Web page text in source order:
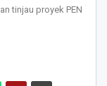
tinjau proyek PEN